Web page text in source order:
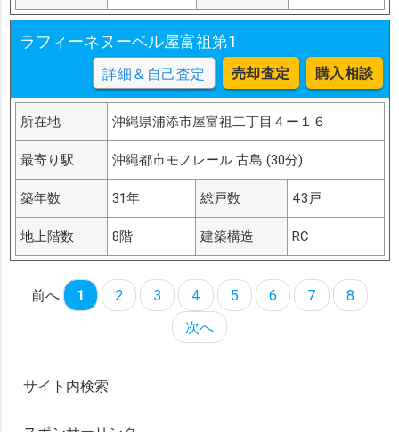
ラフィーネヌーベル屋富祖第1
詳細＆自己査定 売却査定 購入相談
所在地 沖縄県浦添市屋富祖二丁目４ー１６
最寄り駅 沖縄都市モノレール 古島 (30分)
築年数 31年 総戸数 43戸
地上階数 8階 建築構造 RC
前へ 1 2 3 4 5 6 7
8
次へ
サイト内検索